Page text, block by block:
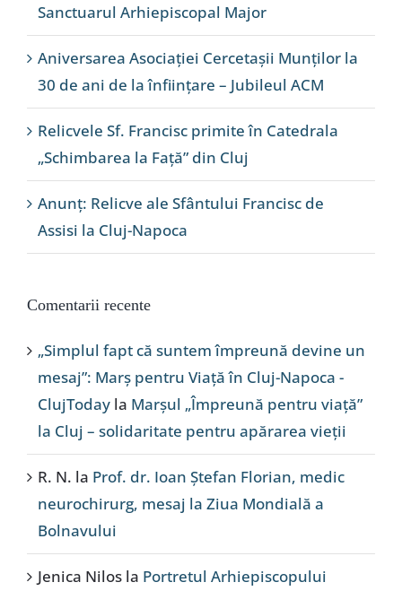
Sanctuarul Arhiepiscopal Major
Aniversarea Asociației Cercetașii Munților la
30 de ani de la înființare – Jubileul ACM
Relicvele Sf. Francisc primite în Catedrala
„Schimbarea la Față” din Cluj
Anunț: Relicve ale Sfântului Francisc de
Assisi la Cluj-Napoca
Comentarii recente
„Simplul fapt că suntem împreună devine un
mesaj”: Marș pentru Viață în Cluj-Napoca -
ClujToday la Marșul „Împreună pentru viață”
la Cluj – solidaritate pentru apărarea vieții
R. N. la Prof. dr. Ioan Ștefan Florian, medic
neurochirurg, mesaj la Ziua Mondială a
Bolnavului
Jenica Nilos la Portretul Arhiepiscopului